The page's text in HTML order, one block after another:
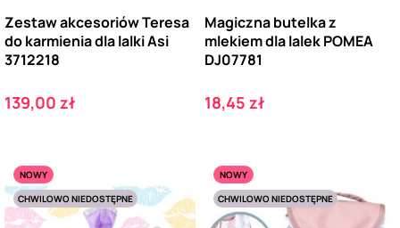
Zestaw akcesoriów Teresa
do karmienia dla lalki Asi
3712218
Cena
139,00 zł
Magiczna butelka z
mlekiem dla lalek POMEA
DJ07781
Cena
18,45 zł
NOWY
CHWILOWO NIEDOSTĘPNE
NOWY
CHWILOWO NIEDOSTĘPNE